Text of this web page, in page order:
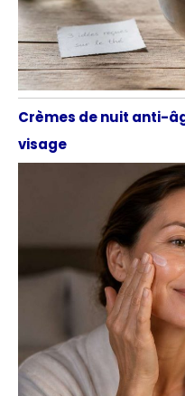
Crèmes de nuit anti-
visage